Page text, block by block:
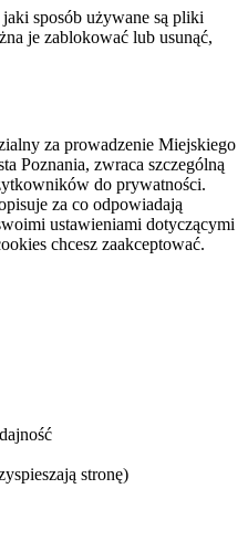
sposób używane są pliki
je zablokować lub usunąć,
za prowadzenie Miejskiego
Poznania, zwraca szczególną
do prywatności.
za co odpowiadają
ustawieniami dotyczącymi
chcesz zaakceptować.
stronę)